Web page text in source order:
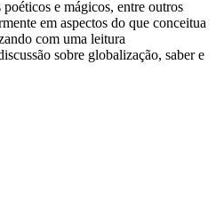
e mágicos, entre outros
em aspectos do que conceitua
com uma leitura
sobre globalização, saber e